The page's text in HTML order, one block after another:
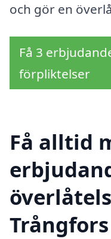
och gör en
Få 3
förpliktelser
Få alltid
Trångfors